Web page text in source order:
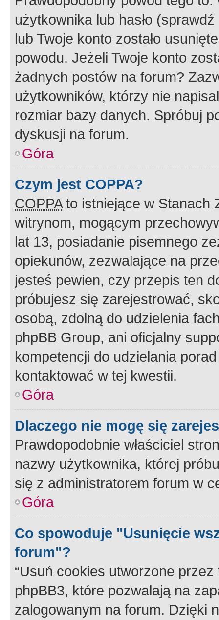
użytkownika lub hasło
lub Twoje konto zostało
powodu. Jeżeli Twoje konto
żadnych postów na forum?
użytkowników, którzy nie
rozmiar bazy danych. Spróbuj
dyskusji na forum.
Góra
Czym jest COPPA?
COPPAto istniejące w Stanach
witrynom, mogącym
lat 13, posiadanie pisemnego
opiekunów, zezwalające na
jesteś pewien, czy przepis ten
próbujesz się zarejestrować,
osobą, zdolną do udzielenia
phpBB Group, ani oficjalny
kompetencji do udzielania
kontaktować w tej kwestii.
Góra
Dlaczego nie mogę się
Prawdopodobnie właściciel
nazwy użytkownika, której
się z administratorem forum w
Góra
Co spowoduje "Usunięcie
forum"?
“Usuń cookies utworzone
phpBB3, które pozwalają na
zalogowanym na forum. Dzięki